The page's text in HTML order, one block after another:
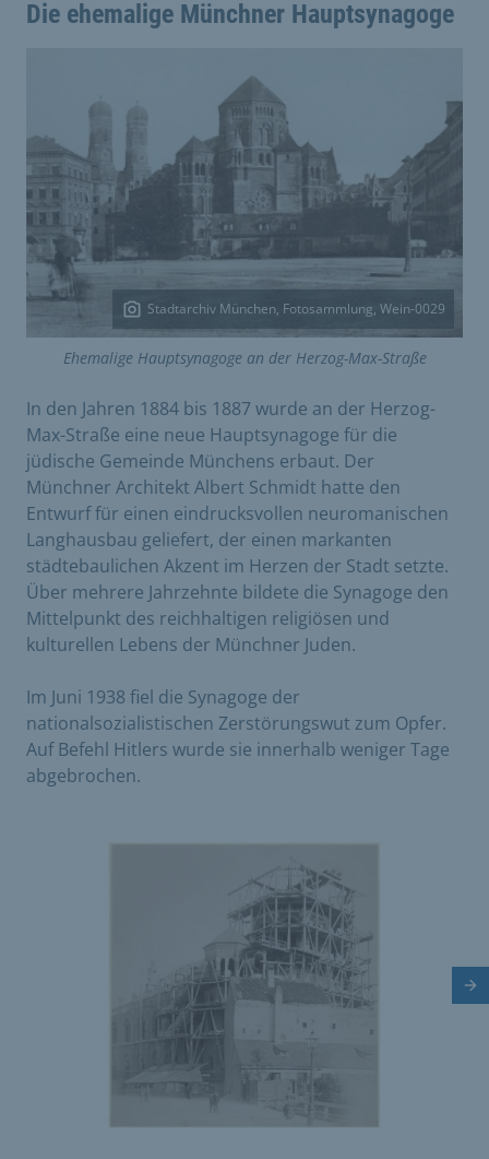
Die ehemalige Münchner Hauptsynagoge
Stadtarchiv München, Fotosammlung, Wein-0029
Ehemalige Hauptsynagoge an der Herzog-Max-Straße
In den Jahren 1884 bis 1887 wurde an der Herzog-
Max-Straße eine neue Hauptsynagoge für die
jüdische Gemeinde Münchens erbaut. Der
Münchner Architekt Albert Schmidt hatte den
Entwurf für einen eindrucksvollen neuromanischen
Langhausbau geliefert, der einen markanten
städtebaulichen Akzent im Herzen der Stadt setzte.
Über mehrere Jahrzehnte bildete die Synagoge den
Mittelpunkt des reichhaltigen religiösen und
kulturellen Lebens der Münchner Juden.
Im Juni 1938 fiel die Synagoge der
nationalsozialistischen Zerstörungswut zum Opfer.
Auf Befehl Hitlers wurde sie innerhalb weniger Tage
abgebrochen.